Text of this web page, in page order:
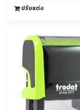
ปรับแต่ง